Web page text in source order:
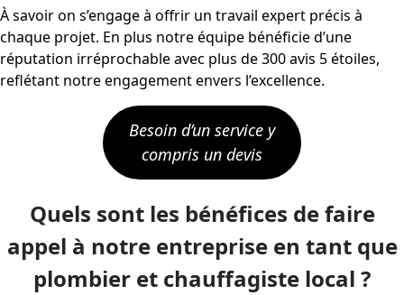
À savoir on s’engage à offrir un travail expert précis à
chaque projet. En plus notre équipe bénéficie d’une
réputation irréprochable avec plus de 300 avis 5 étoiles,
reflétant notre engagement envers l’excellence.
Besoin d’un service y
compris un devis
Quels sont les bénéfices de faire
appel à notre entreprise en tant que
plombier et chauffagiste local ?